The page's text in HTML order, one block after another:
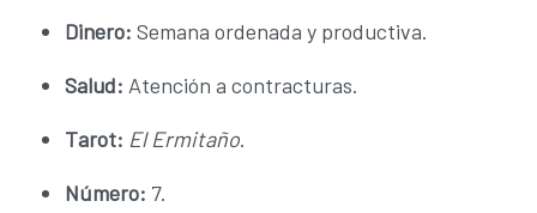
Dinero: Semana ordenada y productiva.
Salud: Atención a contracturas.
Tarot: El Ermitaño.
Número: 7.